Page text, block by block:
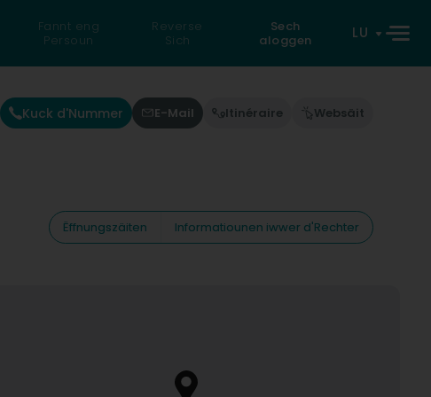
Fannt eng
Persoun
Reverse
Sich
Sech
aloggen
LU
Kuck d'Nummer E-Mail Itinéraire Websäit
Ëffnungszäiten Informatiounen iwwer d'Rechter